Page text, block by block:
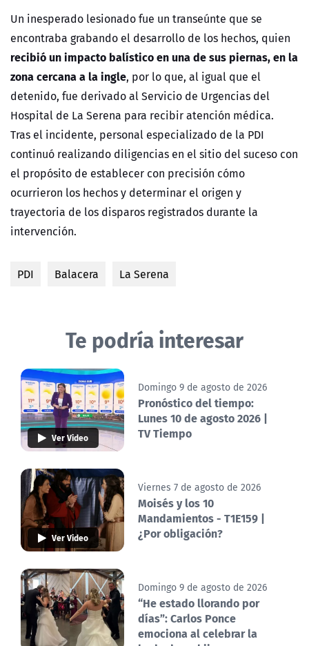
Un inesperado lesionado fue un transeúnte que se
encontraba grabando el desarrollo de los hechos, quien
recibió un impacto balístico en una de sus piernas, en la
zona cercana a la ingle, por lo que, al igual que el
detenido, fue derivado alServicio de Urgencias del
Hospital de La Serena para recibir atención médica.
Tras el incidente, personal especializado de la PDI
continuó realizando diligencias en el sitio del suceso con
el propósito de establecer con precisión cómo
ocurrieron los hechos y determinar el origen y
trayectoria de los disparos registrados durante la
intervención.
PDI Balacera La Serena
Te podría interesar
Ver Video
Domingo 9 de agosto de 2026
Pronóstico del tiempo:
Lunes 10 de agosto 2026 |
TV Tiempo
Ver Video
Viernes 7 de agosto de 2026
Moisés y los 10
Mandamientos - T1E159 |
¿Por obligación?
Domingo 9 de agosto de 2026
“He estado llorando por
días”: Carlos Ponce
emociona al celebrar la